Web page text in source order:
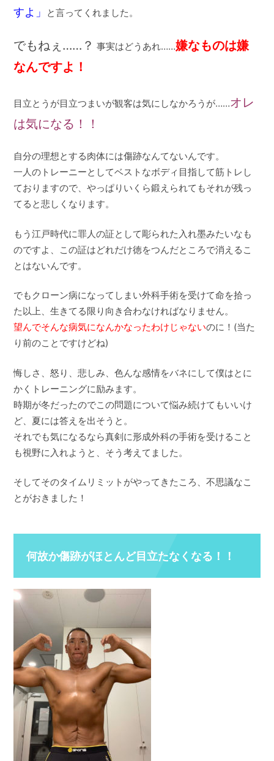
すよ」
と言ってくれました。
でもねぇ……？ 事実はどうあれ……嫌なものは嫌
なんですよ！
目立とうが目立つまいが観客は気にしなかろうが……オレ
は気になる！！
自分の理想とする肉体には傷跡なんてないんです。
一人のトレーニーとしてベストなボディ目指して筋トレし
ておりますので、やっぱりいくら鍛えられてもそれが残っ
てると悲しくなります。
もう江戸時代に罪人の証として彫られた入れ墨みたいなも
のですよ、この証はどれだけ徳をつんだところで消えるこ
とはないんです。
でもクローン病になってしまい外科手術を受けて命を拾っ
た以上、生きてる限り向き合わなければなりません。
望んでそんな病気になんかなったわけじゃないのに！(当た
り前のことですけどね)
悔しさ、怒り、悲しみ、色んな感情をバネにして僕はとに
かくトレーニングに励みます。
時期が冬だったのでこの問題について悩み続けてもいいけ
ど、夏には答えを出そうと。
それでも気になるなら真剣に形成外科の手術を受けること
も視野に入れようと、そう考えてました。
そしてそのタイムリミットがやってきたころ、不思議なこ
とがおきました！
何故か傷跡がほとんど目立たなくなる！！